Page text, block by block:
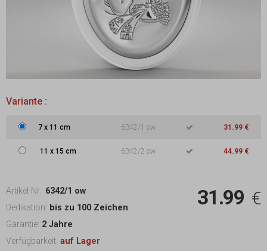
Variante :
7x 11 cm 6342/1 ow 31.99 €
11x 15 cm 6342/2 ow 44.99 €
Artikel-Nr.: 6342/1 ow
Dedikation: bis zu 100 Zeichen
Garantie: 2 Jahre
Verfügbarkeit: auf Lager
31.99 €